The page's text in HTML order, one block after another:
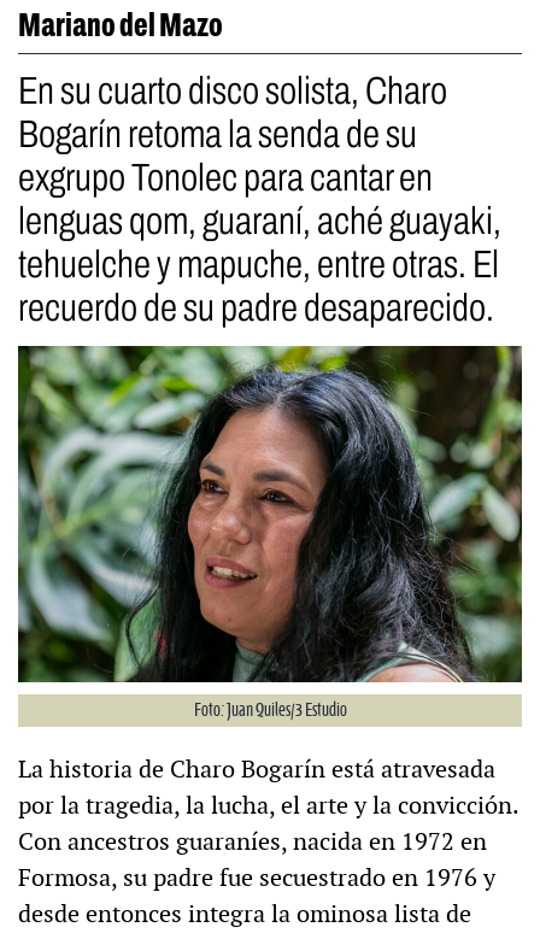
Mariano del Mazo
En su cuarto disco solista, Charo
Bogarín retoma la senda de su
exgrupo Tonolec para cantar en
lenguas qom, guaraní, aché guayaki,
tehuelche y mapuche, entre otras. El
recuerdo de su padre desaparecido.
Foto: Juan Quiles/3 Estudio
La historia de Charo Bogarín está atravesada
por la tragedia, la lucha, el arte y la convicción.
Con ancestros guaraníes, nacida en 1972 en
Formosa, su padre fue secuestrado en 1976 y
desde entonces integra la ominosa lista de